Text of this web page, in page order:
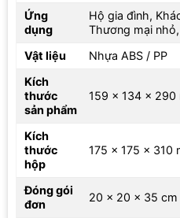
4. Công năng máy
quả cho nhiều loại không gian.
40°C đảm bảo máy vận hành
đóng băng và duy trì hiệu suất
động cho phép kiểm soát độ
giờ 1 đến 24 giờ giúp tối ưu
linh hoạt. Vật liệu ABS/PP bền
thọ máy lâu dài.
Ứng
dụng
Hộ gia đình,
Thương mại
Vật liệu
Nhựa ABS / PP
Kích
thước
sản phẩm
159 × 134 × 290
Kích
thước
hộp
175 × 175 × 310
Đóng gói
đơn
20 × 20 × 35 cm